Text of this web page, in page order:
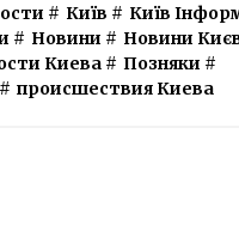
# Київ # Київ
# Новини # Новини
Киева# Позняки #
происшествия Киева